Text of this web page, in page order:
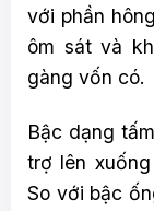
với phần
ôm sát và
gàng vốn có.
Bậc dạng
trợ lên
So với bậc